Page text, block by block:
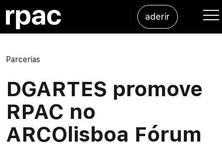
aderir
Parcerias
DGARTES promove
RPAC no
ARCOlisboa Fórum